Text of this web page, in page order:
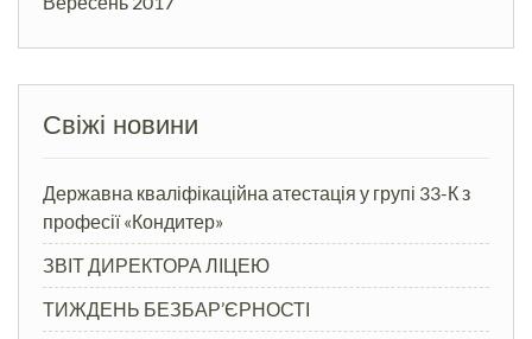
Свіжі новини
Державна кваліфікаційна атестація у групі 33-К з
професії «Кондитер»
ЗВІТ ДИРЕКТОРА ЛІЦЕЮ
ТИЖДЕНЬ БЕЗБАР’ЄРНОСТІ